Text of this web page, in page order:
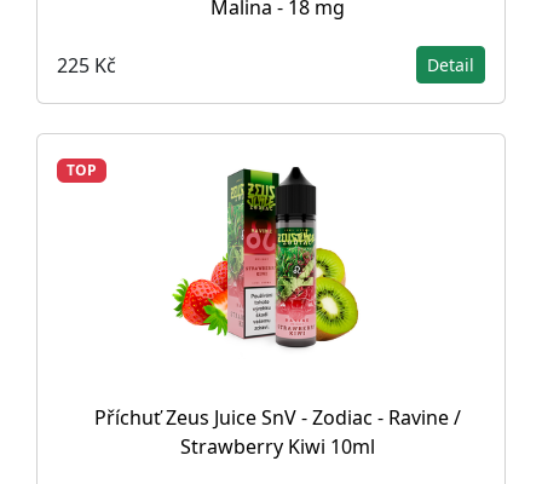
Malina - 18 mg
225 Kč Detail
TOP
Příchuť Zeus Juice SnV - Zodiac - Ravine /
Strawberry Kiwi 10ml